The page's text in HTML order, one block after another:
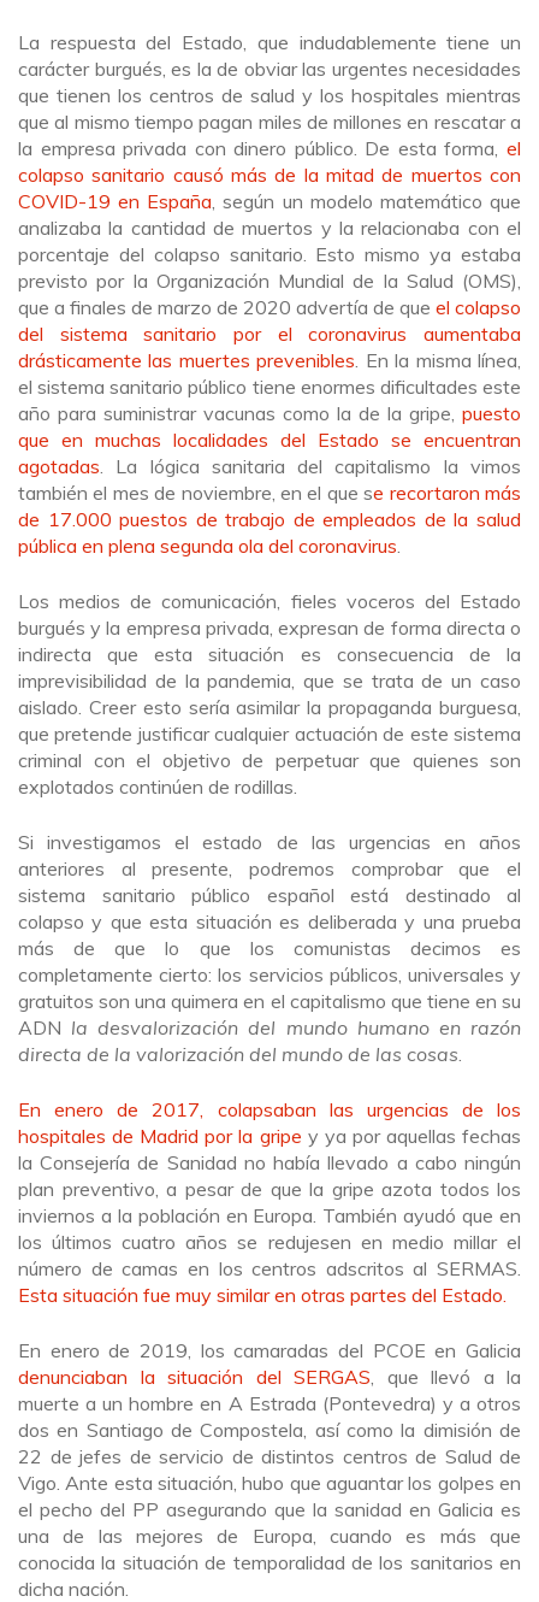
La respuesta del Estado, que indudablemente tiene un
carácter burgués, es la de obviar las urgentes necesidades
que tienen los centros de salud y los hospitales mientras
que al mismo tiempo pagan miles de millones en rescatar a
la empresa privada con dinero público. De esta forma, el
colapso sanitario causó más de la mitad de muertos con
COVID-19 en España , según un modelo matemático que
analizaba la cantidad de muertos y la relacionaba con el
porcentaje del colapso sanitario. Esto mismo ya estaba
previsto por la Organización Mundial de la Salud (OMS),
que a finales de marzo de 2020 advertía de que el colapso
del sistema sanitario por el coronavirus aumentaba
drásticamente las muertes prevenibles . En la misma línea,
el sistema sanitario público tiene enormes dificultades este
año para suministrar vacunas como la de la gripe, puesto
que en muchas localidades del Estado se encuentran
agotadas . La lógica sanitaria del capitalismo la vimos
también el mes de noviembre, en el que se recortaron más
de 17.000 puestos de trabajo de empleados de la salud
pública en plena segunda ola del coronavirus
Los medios de comunicación, fieles voceros del Estado
burgués y la empresa privada, expresan de forma directa o
indirecta que esta situación es consecuencia de la
imprevisibilidad de la pandemia, que se trata de un caso
aislado. Creer esto sería asimilar la propaganda burguesa,
que pretende justificar cualquier actuación de este sistema
criminal con el objetivo de perpetuar que quienes son
explotados continúen de rodillas.
Si investigamos el estado de las urgencias en años
anteriores al presente, podremos comprobar que el
sistema sanitario público español está destinado al
colapso y que esta situación es deliberada y una prueba
más de que lo que los comunistas decimos es
completamente cierto: los servicios públicos, universales y
gratuitos son una quimera en el capitalismo que tiene en su
ADN la desvalorización del mundo humano en razón
directa de la valorización del mundo de las cosas
En enero de 2017, colapsaban las urgencias de los
hospitales de Madrid por la gripe y ya por aquellas fechas
la Consejería de Sanidad no había llevado a cabo ningún
plan preventivo, a pesar de que la gripe azota todos los
inviernos a la población en Europa. También ayudó que en
los últimos cuatro años se redujesen en medio millar el
número de camas en los centros adscritos al SERMAS.
Esta situación fue muy similar en otras partes del Estado.
En enero de 2019, los camaradas del PCOE en Galicia
denunciaban la situación del SERGAS , que llevó a la
muerte a un hombre en A Estrada (Pontevedra) y a otros
dos en Santiago de Compostela, así como la dimisión de
22 de jefes de servicio de distintos centros de Salud de
Vigo. Ante esta situación, hubo que aguantar los golpes en
el pecho del PP asegurando que la sanidad en Galicia es
una de las mejores de Europa, cuando es más que
conocida la situación de temporalidad de los sanitarios en
dicha nación.